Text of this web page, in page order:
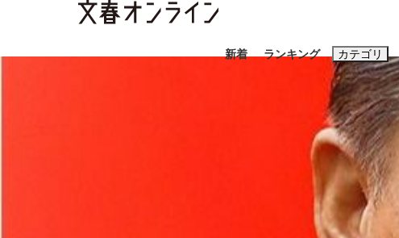
新着 ランキング カテゴリ
ニュース
おすすめのキーワ
#藤田晋 #三山凌輝
#玉木雄一郎
#亀和